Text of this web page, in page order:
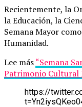
Recientemente, la
la Educación, la
Semana Mayor
Humanidad.
Lee más“Semana
Patrimonio Cultural
https://